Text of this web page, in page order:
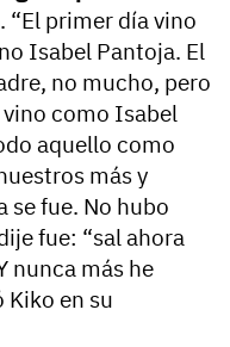
. “El primer día vino
Isabel Pantoja. El
no mucho, pero
vino como Isabel
aquello como
más y
se fue. No hubo
fue: “sal ahora
nunca más he
Kiko en su